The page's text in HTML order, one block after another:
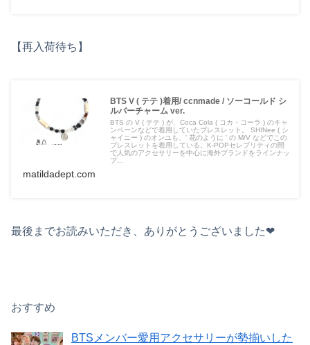
【再入荷待ち】
BTS V ( テテ )着用/ ccnmade / ソーコールド シ
ルバーチャーム ver.
BTS の V ( テテ ) が、Coca Cola ( コカ・コーラ ) のキャ
ンペーンなどで着用していたブレスレット。 SHINee ( シ
ャイニー ) のオンユも、' 花のように ' の M/V などでこの
ブレスレットを着用している。K-POPセレブリティの間
で人気のアクセサリーを中心に海外ブランドをラインナッ
プ...
matildadept.com
最後までお読みいただき、ありがとうございました❤︎
おすすめ
BTSメンバー愛用アクセサリーが勢揃いした